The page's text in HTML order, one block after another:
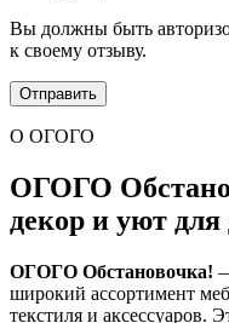
Вы должны быть
к своему отзыву.
О ОГОГО
ОГОГО
декор и уют для
ОГОГО Обстановочка!
широкий ассортимент
текстиля и аксессуаров.